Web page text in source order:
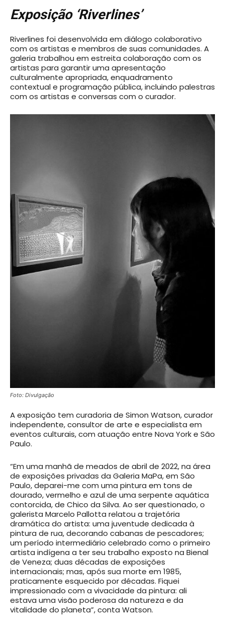
Exposição ‘Riverlines’
Riverlines foi desenvolvida em diálogo colaborativo
com os artistas e membros de suas comunidades. A
galeria trabalhou em estreita colaboração com os
artistas para garantir uma apresentação
culturalmente apropriada, enquadramento
contextual e programação pública, incluindo palestras
com os artistas e conversas com o curador.
Foto: Divulgação
A exposição tem curadoria de Simon Watson, curador
independente, consultor de arte e especialista em
eventos culturais, com atuação entre Nova York e São
Paulo.
“Em uma manhã de meados de abril de 2022, na área
de exposições privadas da Galeria MaPa, em São
Paulo, deparei-me com uma pintura em tons de
dourado, vermelho e azul de uma serpente aquática
contorcida, de Chico da Silva. Ao ser questionado, o
galerista Marcelo Pallotta relatou a trajetória
dramática do artista: uma juventude dedicada à
pintura de rua, decorando cabanas de pescadores;
um período intermediário celebrado como o primeiro
artista indígena a ter seu trabalho exposto na Bienal
de Veneza; duas décadas de exposições
internacionais; mas, após sua morte em 1985,
praticamente esquecido por décadas. Fiquei
impressionado com a vivacidade da pintura: ali
estava uma visão poderosa da natureza e da
vitalidade do planeta”, conta Watson.